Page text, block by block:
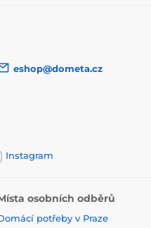
eshop@dometa.cz
Instagram
osobních odběrů
potřeby v Praze